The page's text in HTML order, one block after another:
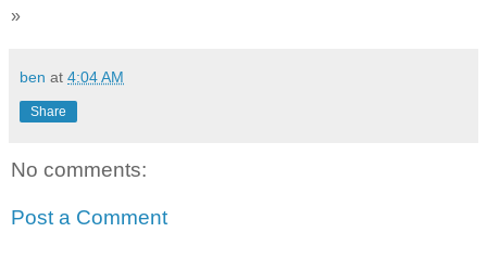
»
ben at 4:04 AM
Share
No comments:
Post a Comment